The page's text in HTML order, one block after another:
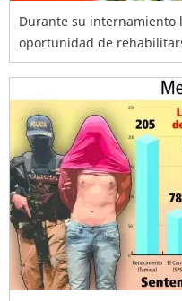
Durante su internamiento
oportunidad de